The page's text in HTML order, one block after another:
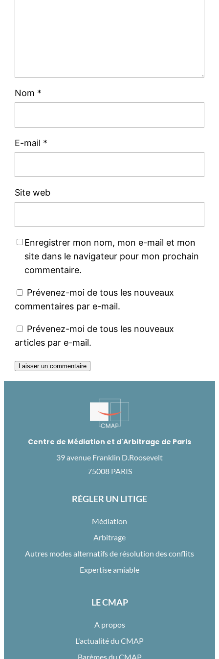
Nom *
E-mail *
Site web
Enregistrer mon nom, mon e-mail et mon
site dans le navigateur pour mon prochain
commentaire.
Prévenez-moi de tous les nouveaux
commentaires par e-mail.
Prévenez-moi de tous les nouveaux
articles par e-mail.
Centre de Médiation et d'Arbitrage de Paris
39 avenue Franklin D.Roosevelt
75008 PARIS
RÉGLER UN LITIGE
Médiation
Arbitrage
Autres modes alternatifs de résolution des conflits
Expertise amiable
LE CMAP
A propos
L'actualité du CMAP
Barèmes du CMAP